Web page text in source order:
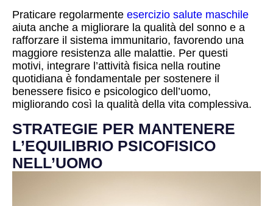
Praticare regolarmente esercizio salute maschile
aiuta anche a migliorare la qualità del sonno e a
rafforzare il sistema immunitario, favorendo una
maggiore resistenza alle malattie. Per questi
motivi, integrare l’attività fisica nella routine
quotidiana è fondamentale per sostenere il
benessere fisico e psicologico dell’uomo,
migliorando così la qualità della vita complessiva.
STRATEGIE PER MANTENERE
L’EQUILIBRIO PSICOFISICO
NELL’UOMO